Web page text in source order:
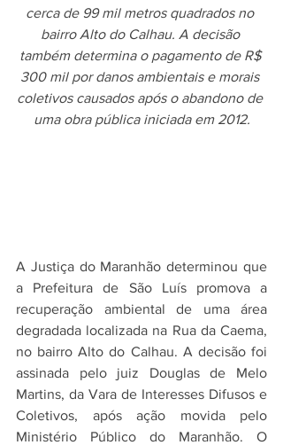
cerca de 99 mil metros quadrados no
bairro Alto do Calhau. A decisão
também determina o pagamento de R$
300 mil por danos ambientais e morais
coletivos causados após o abandono de
uma obra pública iniciada em 2012.
A Justiça do Maranhão determinou que
a Prefeitura de São Luís promova a
recuperação ambiental de uma área
degradada localizada na Rua da Caema,
no bairro Alto do Calhau. A decisão foi
assinada pelo juiz Douglas de Melo
Martins, da Vara de Interesses Difusos e
Coletivos, após ação movida pelo
Ministério Público do Maranhão. O